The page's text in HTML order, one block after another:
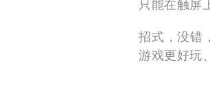
招式，没错
游戏更好玩